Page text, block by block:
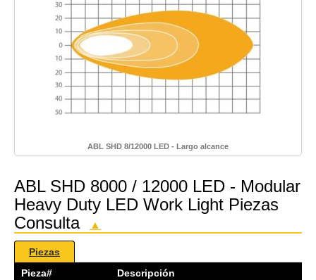
ABL SHD 8/12000 LED - Largo alcance
ABL SHD 8000 / 12000 LED - Modular
Heavy Duty LED Work Light Piezas
Consulta
▲
Piezas
Pieza#
Descripción